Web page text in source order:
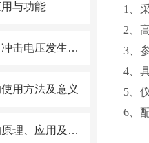
与功能
守护电力系统安全，冲击电压发生器发挥了重要作用！
用方法及意义
雷电计数器测试仪的原理、应用及注意事项
1、
2、
3、
4、
5、
6、